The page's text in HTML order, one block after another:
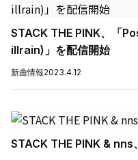
STACK THE PINK、「
illrain)」を配信開始
新曲情報2023.4.12
STACK THE PINK &